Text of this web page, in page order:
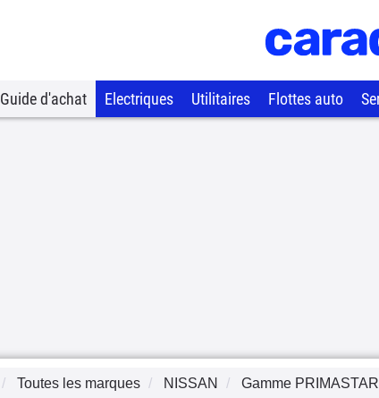
Guide d'achat Electriques Utilitaires Flottes auto
Toutes les marques NISSAN Gamme PRIMASTAR